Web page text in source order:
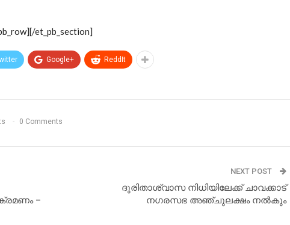
et_pb_section]
Google+ ReddIt
0 Comments
–
NEXT POST
ദുരിതാശ്വാസ നിധിയിലേക്ക് ചാവക്കാട്
നഗരസഭ അഞ്ചുലക്ഷം നല്‍കും